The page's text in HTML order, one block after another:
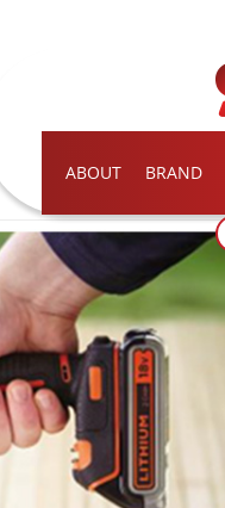
ABOUT BRAND